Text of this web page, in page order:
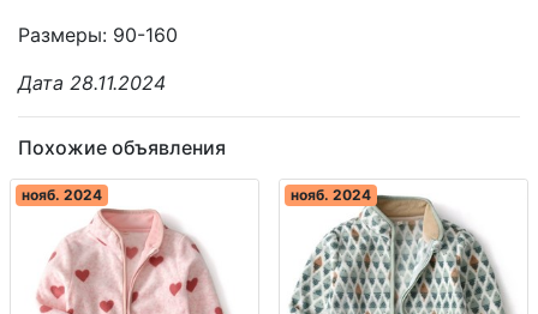
Размеры: 90-160
Дата 28.11.2024
Похожие объявления
нояб. 2024 нояб. 2024